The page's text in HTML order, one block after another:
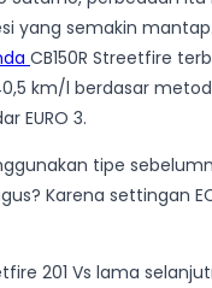
yang semakin
CB150R Streetfire
km/l berdasar
EURO 3.
tipe
Karena settingan
201 Vs lama